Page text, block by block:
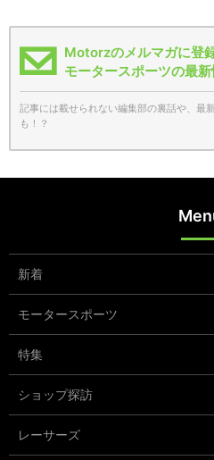
Motorzのメルマガに登
モータースポーツの最新
記事には載せられない編集部の裏話や、最
も！？
新着
モータースポーツ
特集
ショップ探訪
レーサーズ